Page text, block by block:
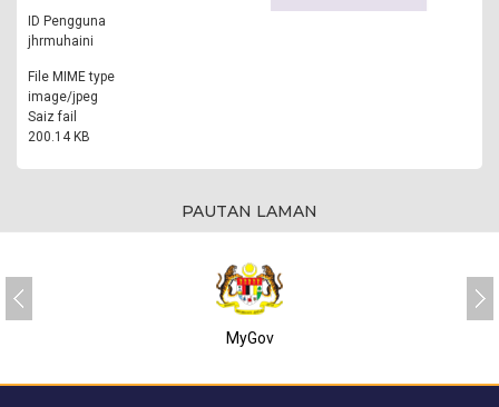
ID Pengguna
jhrmuhaini
File MIME type
image/jpeg
Saiz fail
200.14 KB
PAUTAN LAMAN
MyGov